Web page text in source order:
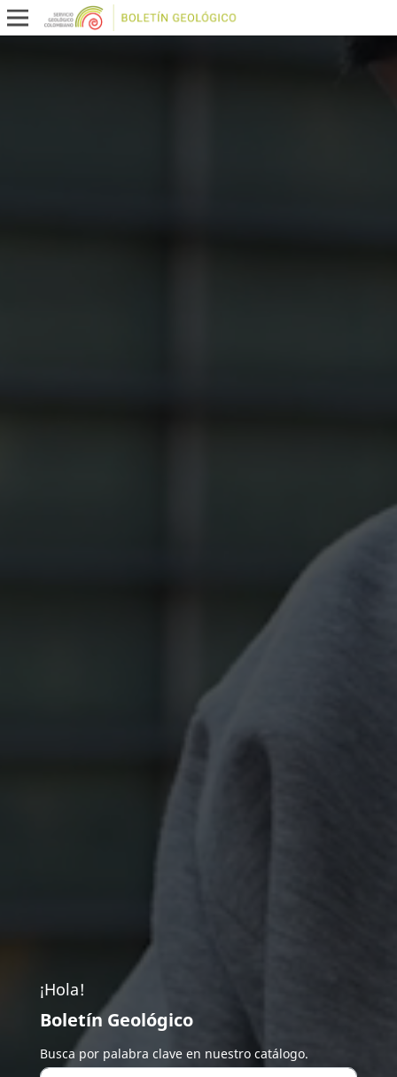
¡Hola!
Boletín Geológico
Busca por palabra clave en nuestro catálogo.